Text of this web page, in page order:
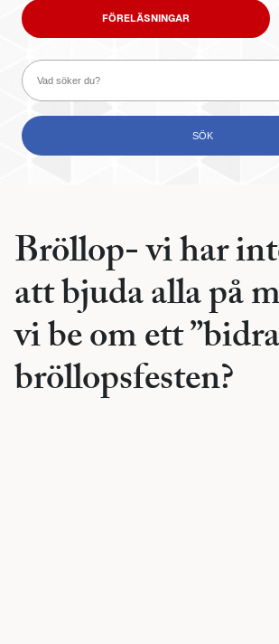
FÖRELÄSNINGAR
Bröllop- vi har
att bjuda alla på
vi be om ett
bröllopsfesten?